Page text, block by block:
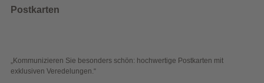
schön: hochwertige Postkarten mit
„Sichtbar und wirkungsvoll –